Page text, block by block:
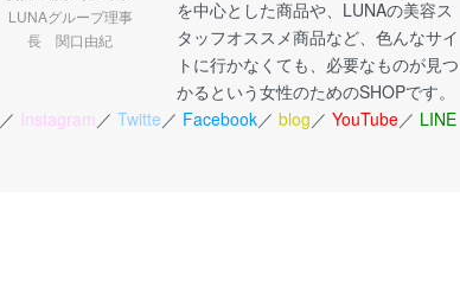
LUNAグループ理事
長 関口由紀
を中心とした商品や、LUNAの美容ス
タッフオススメ商品など、色んなサイ
トに行かなくても、必要なものが見つ
かるという女性のためのSHOPです。
／ Instagram／ Twitte／ Facebook／ blog／ YouTube／ LINE